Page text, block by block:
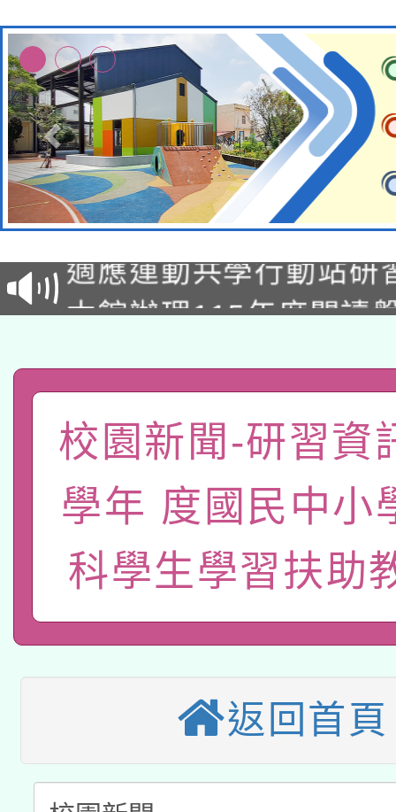
本校115學年度第2次
招甄選結果公告(無人
招)
適應運動共學行動站研
本館辦理115年度閱讀
礎課程
A3數位素養講師名單
「數位內容與教學軟體
pilot」
有關大陸委員會函釋公
薪期間赴陸應申請許可
轉知經濟部水利署委託
業技術研究院辦理「
用水績優單位及節水達
動」
115年8月22日(星期六
桃園市孔廟祈福系列
本校115學年度第2次
招甄選結果公告(無人
適應運動共學行動站研
本館辦理115年度閱讀
暨閱讀推動專業研習
科技賦能─人工智慧
校園新聞-研習資
學年 度國民中小
科學生學習扶助
返回首頁